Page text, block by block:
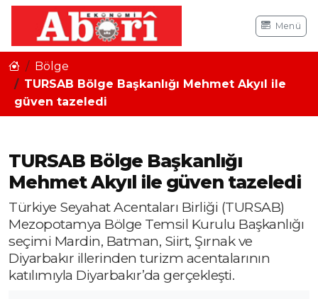
Menü
Bölge
TURSAB Bölge Başkanlığı Mehmet Akyıl ile
güven tazeledi
TURSAB Bölge Başkanlığı
Mehmet Akyıl ile güven tazeledi
Türkiye Seyahat Acentaları Birliği (TURSAB)
Mezopotamya Bölge Temsil Kurulu Başkanlığı
seçimi Mardin, Batman, Siirt, Şırnak ve
Diyarbakır illerinden turizm acentalarının
katılımıyla Diyarbakır’da gerçekleşti.